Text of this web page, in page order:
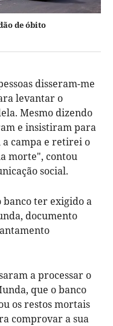
de óbito
disseram-me
levantar o
Mesmo dizendo
e insistiram para
a campa e retirei o
morte", contou
social.
banco ter exigido a
documento
a processar o
que o banco
os restos mortais
comprovar a sua